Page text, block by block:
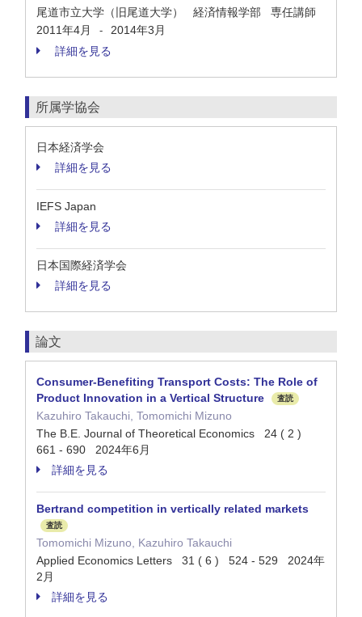
尾道市立大学（旧尾道大学） 経済情報学部 専任講師
2011年4月
-
2014年3月
詳細を見る
所属学協会
日本経済学会
詳細を見る
IEFS Japan
詳細を見る
日本国際経済学会
詳細を見る
論文
Consumer-Benefiting Transport Costs: The Role of
Product Innovation in a Vertical Structure
査読
Kazuhiro Takauchi, Tomomichi Mizuno
The B.E. Journal of Theoretical Economics 24 ( 2 )
661 - 690 2024年6月
詳細を見る
Bertrand competition in vertically related markets
査読
Tomomichi Mizuno, Kazuhiro Takauchi
Applied Economics Letters 31 ( 6 ) 524 - 529 2024年
2月
詳細を見る